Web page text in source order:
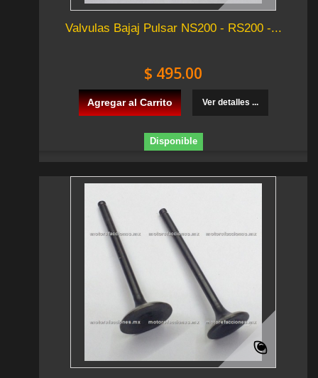
Valvulas Bajaj Pulsar NS200 - RS200 -...
$ 495.00
Agregar al Carrito Ver detalles ...
Disponible